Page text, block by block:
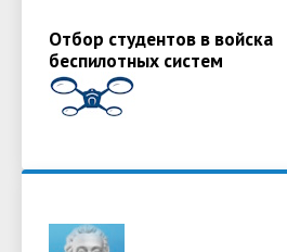
Отбор студентов в войска
беспилотных систем